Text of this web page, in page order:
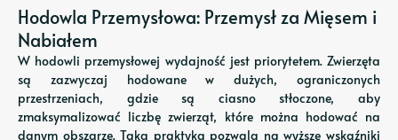
Hodowla Przemysłowa: Przemysł za Mięsem i
Nabiałem
W hodowli przemysłowej wydajność jest priorytetem. Zwierzęta
są zazwyczaj hodowane w dużych, ograniczonych
przestrzeniach, gdzie są ciasno stłoczone, aby
zmaksymalizować liczbę zwierząt, które można hodować na
danym obszarze. Taka praktyka pozwala na wyższe wskaźniki